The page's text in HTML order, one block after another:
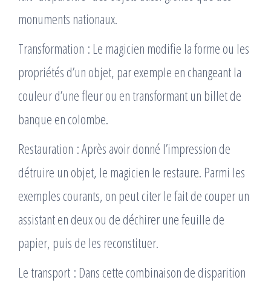
monuments nationaux.
Transformation : Le magicien modifie la forme ou les
propriétés d’un objet, par exemple en changeant la
couleur d’une fleur ou en transformant un billet de
banque en colombe.
Restauration : Après avoir donné l’impression de
détruire un objet, le magicien le restaure. Parmi les
exemples courants, on peut citer le fait de couper un
assistant en deux ou de déchirer une feuille de
papier, puis de les reconstituer.
Le transport : Dans cette combinaison de disparition